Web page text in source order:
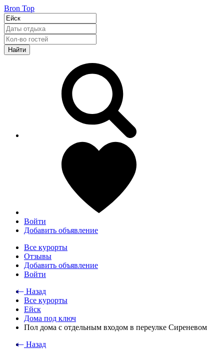
Bron Top
Найти
Войти
Добавить объявление
Все курорты
Отзывы
Добавить объявление
Войти
⃪ Назад
Все курорты
Ейск
Дома под ключ
Пол дома с отдельным входом в переулке Сиреневом
⃪ Назад